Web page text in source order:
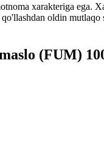
xarakteriga ega.
oldin mutlaqo
(FUM)